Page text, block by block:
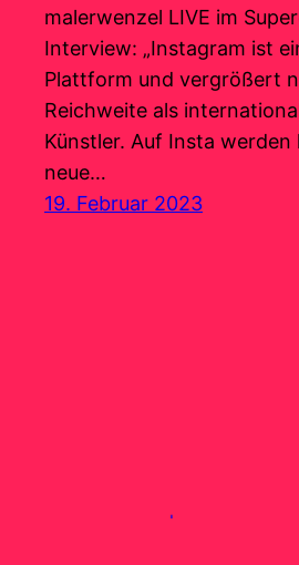
malerwenzel LIVE im
Interview: „Instagram ist
Plattform und vergrößert
Reichweite als
Künstler. Auf Insta
neue…
19. Februar 2023
malerwenzel |